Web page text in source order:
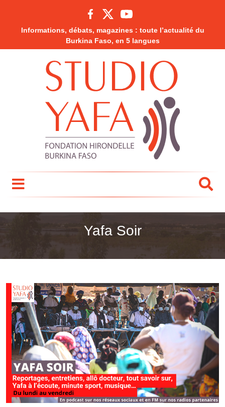
Informations, débats, magazines : toute l’actualité du
Burkina Faso, en 5 langues
Yafa Soir